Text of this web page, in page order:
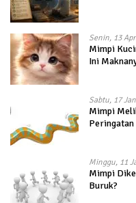
Senin, 13
Mimpi
Ini
Sabtu, 17
Mimpi
Minggu, 11
Mimpi
Buruk?